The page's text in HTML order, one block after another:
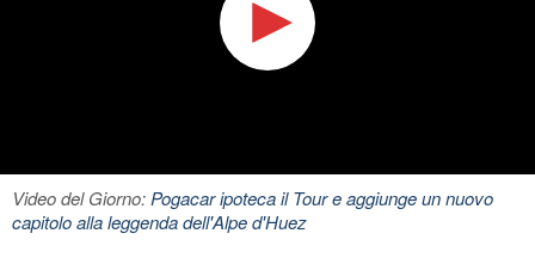
Video del Giorno:Pogacar ipoteca il Tour e aggiunge un nuovo
capitolo alla leggenda dell'Alpe d'Huez